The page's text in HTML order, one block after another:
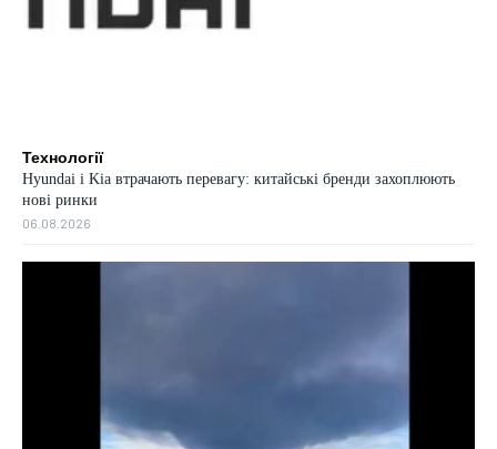
Технології
Hyundai і Kia втрачають перевагу: китайські бренди захоплюють
нові ринки
06.08.2026